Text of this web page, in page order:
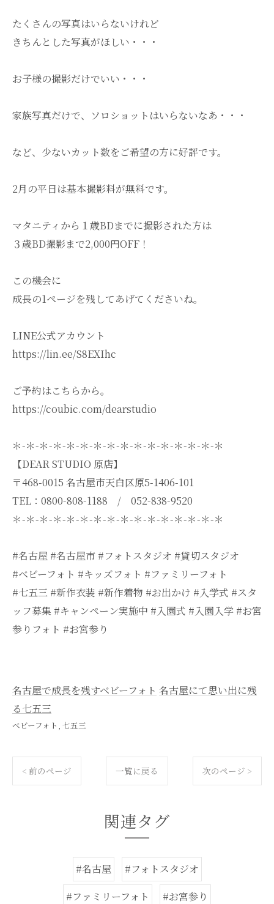
たくさんの写真はいらないけれど
きちんとした写真がほしい・・・
お子様の撮影だけでいい・・・
家族写真だけで、ソロショットはいらないなあ・・・
など、少ないカット数をご希望の方に好評です。
2月の平日は基本撮影料が無料です。
マタニティから１歳BDまでに撮影された方は
３歳BD撮影まで2,000円OFF！
この機会に
成長の1ページを残してあげてくださいね。
LINE公式アカウント
https://lin.ee/S8EXIhc
ご予約はこちらから。
https://coubic.com/dearstudio
＊-＊-＊-＊-＊-＊-＊-＊-＊-＊-＊-＊-＊-＊-＊-＊
【DEAR STUDIO 原店】
〒468-0015 名古屋市天白区原5-1406-101
TEL：0800-808-1188 / 052-838-9520
＊-＊-＊-＊-＊-＊-＊-＊-＊-＊-＊-＊-＊-＊-＊-＊
#名古屋 #名古屋市 #フォトスタジオ #貸切スタジオ
#ベビーフォト #キッズフォト #ファミリーフォト
#七五三 #新作衣装 #新作着物 #お出かけ #入学式 #スタ
ッフ募集 #キャンペーン実施中 #入園式 #入園入学 #お宮
参りフォト #お宮参り
名古屋で成長を残すベビーフォト 名古屋にて思い出に残
る七五三
ベビーフォト 七五三
< 前のページ 一覧に戻る 次のページ >
関連タグ
#名古屋
#フォトスタジオ
#ファミリーフォト
#お宮参り